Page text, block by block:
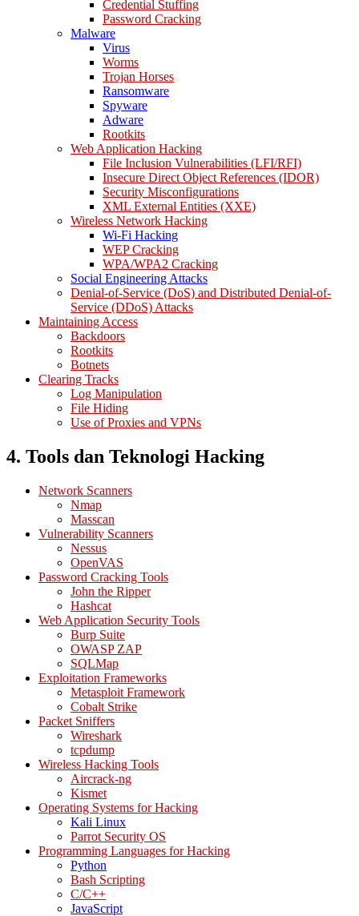
Credential Stuffing
Password Cracking
Malware
Virus
Worms
Trojan Horses
Ransomware
Spyware
Adware
Rootkits
Web Application Hacking
File Inclusion Vulnerabilities (LFI/RFI)
Insecure Direct Object References (IDOR)
Security Misconfigurations
XML External Entities (XXE)
Wireless Network Hacking
Wi-Fi Hacking
WEP Cracking
WPA/WPA2 Cracking
Social Engineering Attacks
Denial-of-Service (DoS) and Distributed Denial-of-
Service (DDoS) Attacks
Maintaining Access
Backdoors
Rootkits
Botnets
Clearing Tracks
Log Manipulation
File Hiding
Use of Proxies and VPNs
4. Tools dan Teknologi Hacking
Network Scanners
Nmap
Masscan
Vulnerability Scanners
Nessus
OpenVAS
Password Cracking Tools
John the Ripper
Hashcat
Web Application Security Tools
Burp Suite
OWASP ZAP
SQLMap
Exploitation Frameworks
Metasploit Framework
Cobalt Strike
Packet Sniffers
Wireshark
tcpdump
Wireless Hacking Tools
Aircrack-ng
Kismet
Operating Systems for Hacking
Kali Linux
Parrot Security OS
Programming Languages for Hacking
Python
Bash Scripting
C/C++
JavaScript